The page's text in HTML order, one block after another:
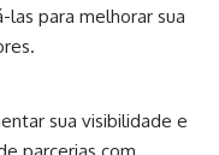
las para melhorar sua
sua visibilidade e